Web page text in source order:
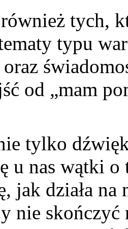
tych,
typu
od „mam
tylko
u nas wątki
jak działa
nie